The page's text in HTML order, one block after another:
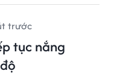
trước
tục nắng